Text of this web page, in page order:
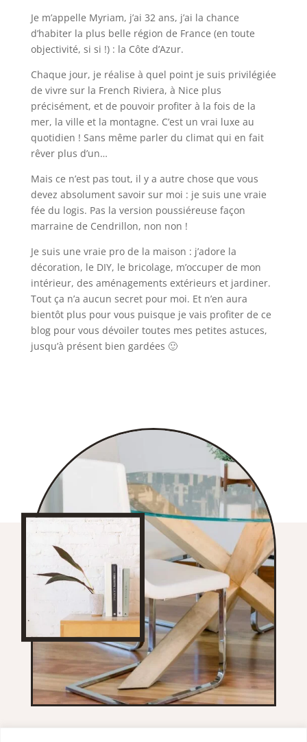
Je m’appelle Myriam, j’ai 32 ans, j’ai la chance
d’habiter la plus belle région de France (en toute
objectivité, si si !) : la Côte d’Azur.
Chaque jour, je réalise à quel point je suis privilégiée
de vivre sur la French Riviera, à Nice plus
précisément, et de pouvoir profiter à la fois de la
mer, la ville et la montagne. C’est un vrai luxe au
quotidien ! Sans même parler du climat qui en fait
rêver plus d’un…
Mais ce n’est pas tout, il y a autre chose que vous
devez absolument savoir sur moi : je suis une vraie
fée du logis. Pas la version poussiéreuse façon
marraine de Cendrillon, non non !
Je suis une vraie pro de la maison : j’adore la
décoration, le DIY, le bricolage, m’occuper de mon
intérieur, des aménagements extérieurs et jardiner.
Tout ça n’a aucun secret pour moi. Et n’en aura
bientôt plus pour vous puisque je vais profiter de ce
blog pour vous dévoiler toutes mes petites astuces,
jusqu’à présent bien gardées 🙂